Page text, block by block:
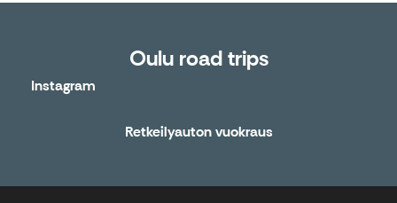
Oulu road trips
Instagram
Retkeilyauton vuokraus